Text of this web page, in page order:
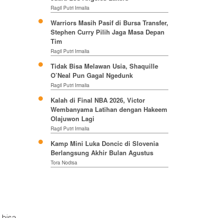
Ragil Putri Irmalia
Warriors Masih Pasif di Bursa Transfer,
Stephen Curry Pilih Jaga Masa Depan
Tim
Ragil Putri Irmalia
Tidak Bisa Melawan Usia, Shaquille
O’Neal Pun Gagal Ngedunk
Ragil Putri Irmalia
Kalah di Final NBA 2026, Victor
Wembanyama Latihan dengan Hakeem
Olajuwon Lagi
Ragil Putri Irmalia
Kamp Mini Luka Doncic di Slovenia
Berlangsung Akhir Bulan Agustus
Tora Nodisa